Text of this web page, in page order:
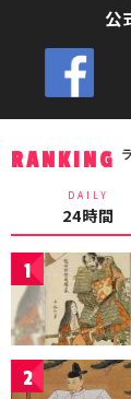
公
RANKING
DAILY
24時間
1
2